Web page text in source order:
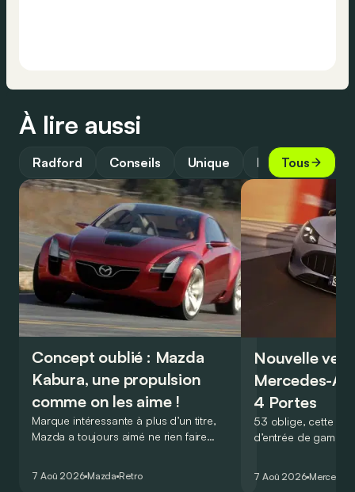
À lire aussi
Radford Conseils Unique Motorsport
Tous
Concept oublié : Mazda
Kabura, une propulsion
comme on les aime !
Marque intéressante à plus d’un titre,
Mazda a toujours aimé ne rien faire
de la plus belle des manières…
7 Aoû 2026 Mazda Retro
Nouvelle
Mercedes-
4 Portes
53 oblige, cette
d’entrée de
moins…
7 Aoû 2026 Mercedes